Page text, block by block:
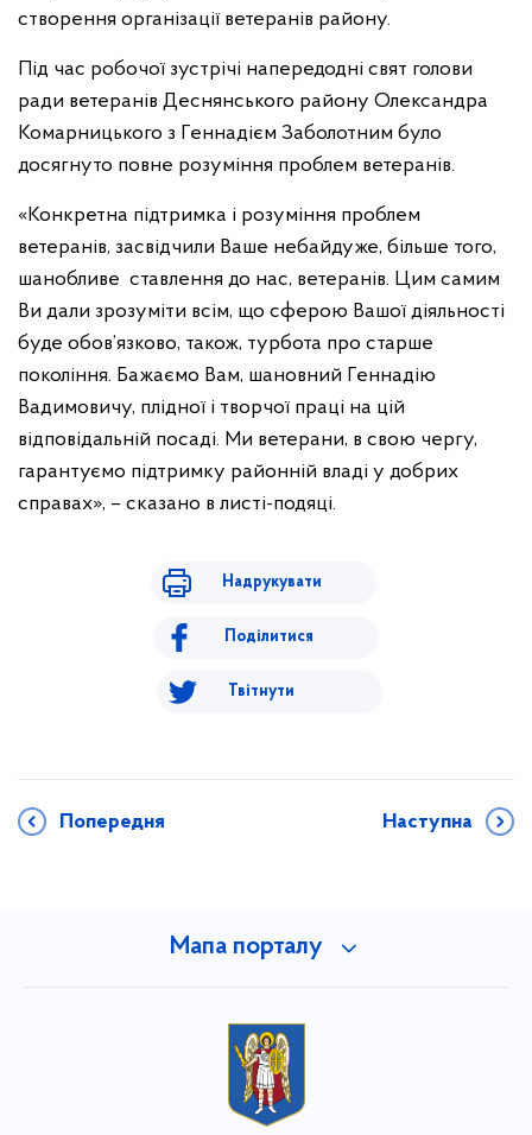
створення організації ветеранів району.
Під час робочої зустрічі напередодні свят голови
ради ветеранів Деснянського району Олександра
Комарницького з Геннадієм Заболотним було
досягнуто повне розуміння проблем ветеранів.
«Конкретна підтримка і розуміння проблем
ветеранів, засвідчили Ваше небайдуже, більше того,
шанобливе ставлення до нас, ветеранів. Цим самим
Ви дали зрозуміти всім, що сферою Вашої діяльності
буде обов’язково, також, турбота про старше
покоління. Бажаємо Вам, шановний Геннадію
Вадимовичу, плідної і творчої праці на цій
відповідальній посаді. Ми ветерани, в свою чергу,
гарантуємо підтримку районній владі у добрих
справах», – сказано в листі-подяці.
Надрукувати
Поділитися
Твітнути
Попередня Наступна
Мапа порталу